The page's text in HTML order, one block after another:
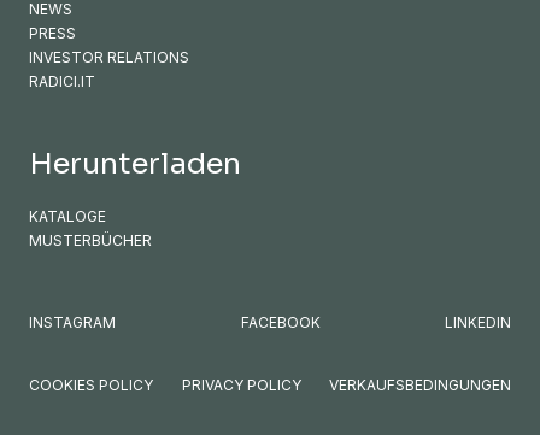
NEWS
PRESS
INVESTOR RELATIONS
RADICI.IT
Herunterladen
KATALOGE
MUSTERBÜCHER
INSTAGRAM FACEBOOK LINKEDIN
COOKIES POLICY PRIVACY POLICY VERKAUFSBEDINGUNGEN